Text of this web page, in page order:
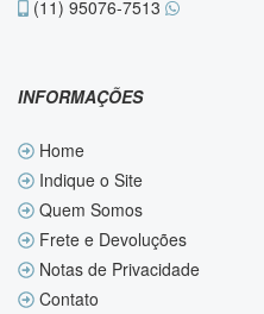
(11) 95076-7513
INFORMAÇÕES
Home
Indique o Site
Quem Somos
Frete e Devoluções
Notas de Privacidade
Contato